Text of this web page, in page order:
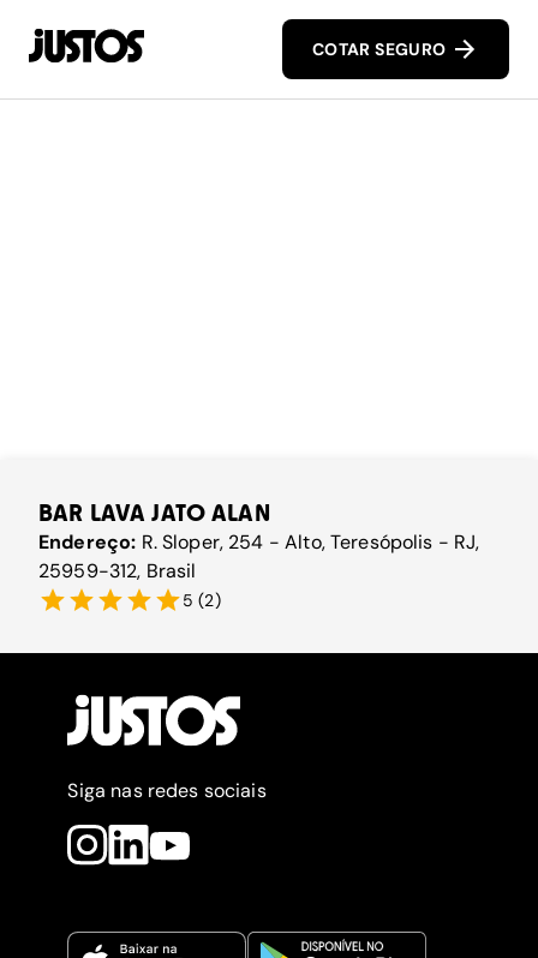
COTAR SEGURO
BAR LAVA JATO ALAN
Endereço: R. Sloper, 254 - Alto, Teresópolis - RJ,
25959-312, Brasil
5 (2)
Siga nas redes sociais